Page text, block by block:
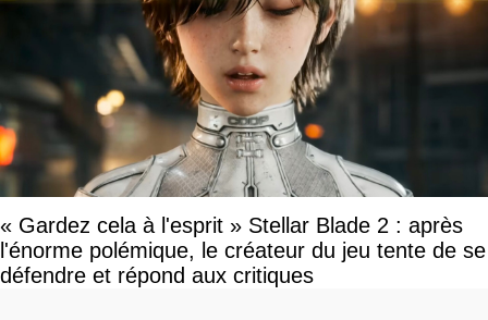
« Gardez cela à l'esprit » Stellar Blade 2 : après
l'énorme polémique, le créateur du jeu tente de se
défendre et répond aux critiques